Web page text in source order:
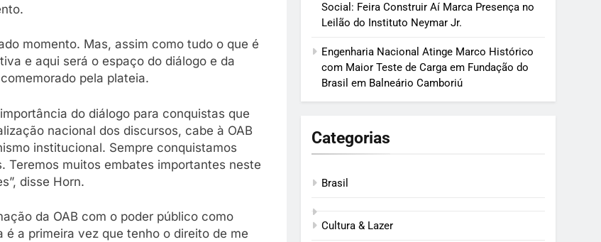
momento. Mas, assim como tudo o que é
e aqui será o espaço do diálogo e da
pela plateia.
do diálogo para conquistas que
nacional dos discursos, cabe à OAB
institucional. Sempre conquistamos
Teremos muitos embates importantes neste
disse Horn.
da OAB com o poder público como
é a primeira vez que tenho o direito de me
Social: Feira Construir Aí Marca Presença no
Leilão do Instituto Neymar Jr.
Engenharia Nacional Atinge Marco Histórico
com Maior Teste de Carga em Fundação do
Brasil em Balneário Camboriú
Categorias
Brasil
Cultura & Lazer